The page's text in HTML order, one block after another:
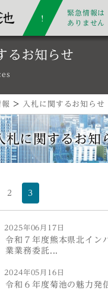
緊急情報は
ありません
るお知らせ
報 > 入札に関するお知らせ
札に関するお知
2 3
2025年06月17日
令和７年度熊本県北イン
業業務委託...
2024年05月16日
令和６年度菊池の魅力発